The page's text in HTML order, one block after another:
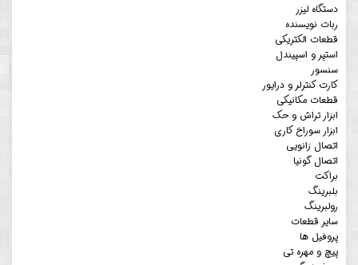
دستگاه لیزر
ربات نویسنده
قطعات الکتریکی
استپر و اسپیندل
سنسور
کارت کنترلر و درایور
قطعات مکانیکی
ابزار تراش و حک
ابزار سوراخ کاری
اتصال زانویی
اتصال گونیا
براکت
بلبرینگ
رولبرینگ
سایر قطعات
پروفیل ها
پیچ و مهره تی